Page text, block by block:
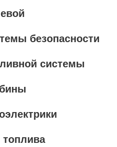
безопасности
системы